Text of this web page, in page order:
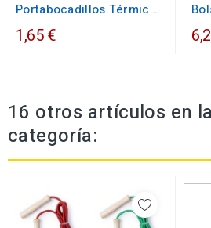
Portabocadillos Térmico
Rufus
1,65 €
16 otros artículos en
categoría: